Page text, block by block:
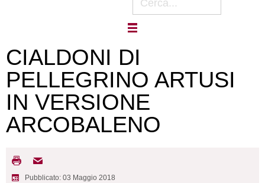
CIALDONI DI
PELLEGRINO ARTUSI
IN VERSIONE
ARCOBALENO
Pubblicato: 03 Maggio 2018